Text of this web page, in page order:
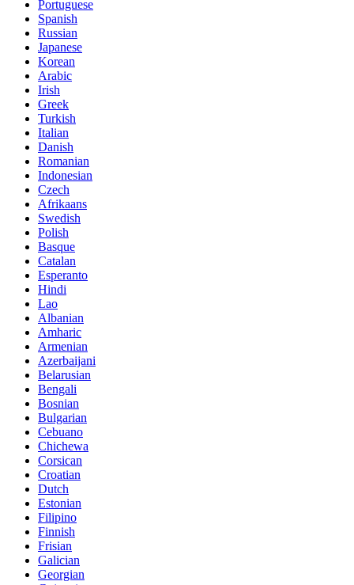
Portuguese
Spanish
Russian
Japanese
Korean
Arabic
Irish
Greek
Turkish
Italian
Danish
Romanian
Indonesian
Czech
Afrikaans
Swedish
Polish
Basque
Catalan
Esperanto
Hindi
Lao
Albanian
Amharic
Armenian
Azerbaijani
Belarusian
Bengali
Bosnian
Bulgarian
Cebuano
Chichewa
Corsican
Croatian
Dutch
Estonian
Filipino
Finnish
Frisian
Galician
Georgian